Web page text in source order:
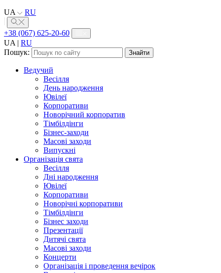
UA
RU
+38 (067) 625-20-60
UA | RU
Пошук:
Ведучий
Весілля
День народження
Ювілеї
Корпоративи
Новорічний корпоратив
Тімбілдінги
Бізнес-заходи
Масові заходи
Випускні
Організація свята
Весілля
Дні народження
Ювілеї
Корпоративи
Новорічні корпоративи
Тімбілдінги
Бізнес заходи
Презентації
Дитячі свята
Масові заходи
Концерти
Організація і проведення вечірок